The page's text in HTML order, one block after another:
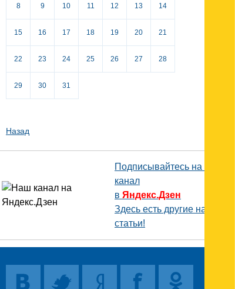
8 9 10 11 12 13 14
15 16 17 18 19 20 21
22 23 24 25 26 27 28
29 30 31
Назад
Подписывайтесь на наш
канал
в Яндекс.Дзен
Здесь есть другие наши
статьи!